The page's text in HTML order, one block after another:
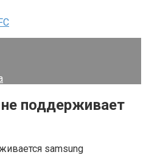
поддерживает